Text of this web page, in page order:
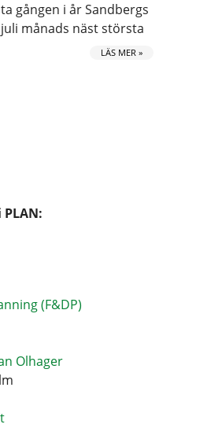
gången i år Sandbergs
månads näst största
LÄS MER »
(F&DP)
Olhager